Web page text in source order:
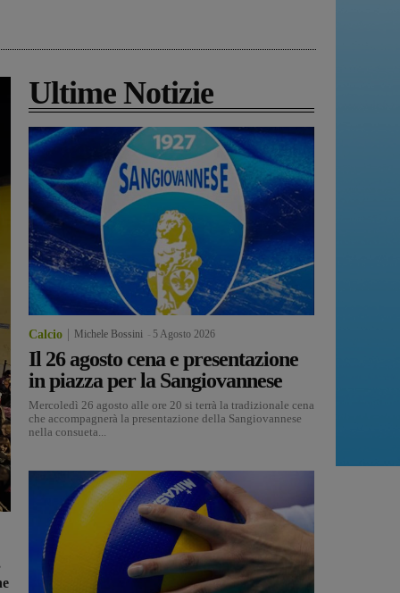
Ultime Notizie
Calcio Michele Bossini 5 Agosto 2026
Il 26 agosto cena e presentazione
in piazza per la Sangiovannese
Mercoledì 26 agosto alle ore 20 si terrà la tradizionale cena
che accompagnerà la presentazione della Sangiovannese
nella consueta...